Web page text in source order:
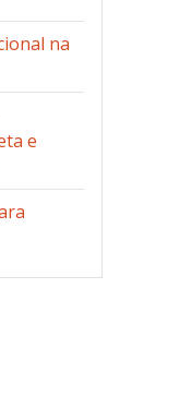
na
e